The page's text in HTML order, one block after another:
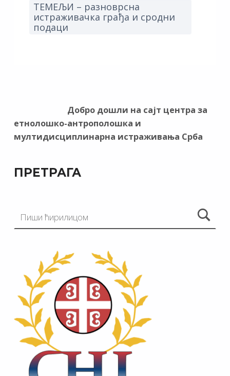
ТЕМЕЉИ – разноврсна
истраживачка грађа и сродни
подаци
Добро дошли на сајт центра за
етнолошко-антрополошка и
мултидисциплинарна истраживања Срба
ПРЕТРАГА